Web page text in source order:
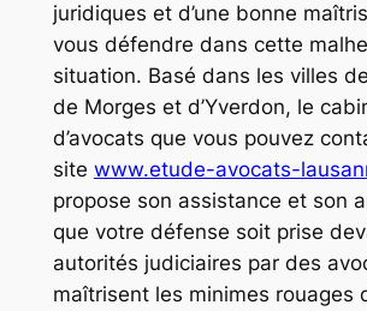
juridiques et d’une bonne
vous défendre dans cette
situation. Basé dans les villes
de Morges et d’Yverdon, le
d’avocats que vous pouvez
site www.etude-avocats-
propose son assistance et son
que votre défense soit prise
autorités judiciaires par des
maîtrisent les minimes rouages